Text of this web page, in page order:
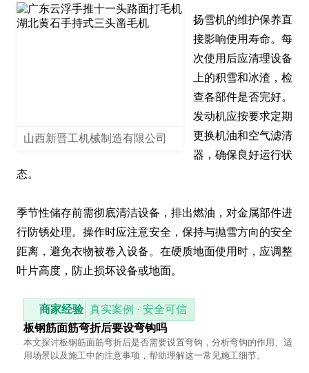
山西新晋工机械制造有限公司
扬雪机的维护保养直
接影响使用寿命。每
次使用后应清理设备
上的积雪和冰渣，检
查各部件是否完好。
发动机应按要求定期
更换机油和空气滤清
器，确保良好运行状
态。
季节性储存前需彻底清洁设备，排出燃油，对金属部件进
行防锈处理。操作时应注意安全，保持与抛雪方向的安全
距离，避免衣物被卷入设备。在硬质地面使用时，应调整
叶片高度，防止损坏设备或地面。
商家经验 真实案例 · 安全可信
板钢筋面筋弯折后要设弯钩吗
本文探讨板钢筋面筋弯折后是否需要设置弯钩，分析弯钩的作用、适
用场景以及施工中的注意事项，帮助理解这一常见施工细节。